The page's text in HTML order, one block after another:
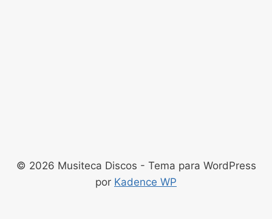
© 2026 Musiteca Discos - Tema para WordPress
por Kadence WP